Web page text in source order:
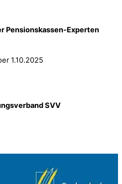
Pensionskassen-Experten
1.10.2025
SVV